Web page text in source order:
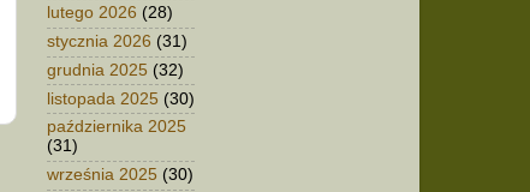
lutego 2026 (28)
stycznia 2026 (31)
grudnia 2025 (32)
listopada 2025 (30)
października 2025
(31)
września 2025 (30)